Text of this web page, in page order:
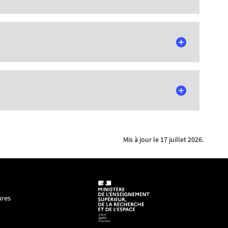
témoignage)
Mis à jour le 17 juillet 2026.